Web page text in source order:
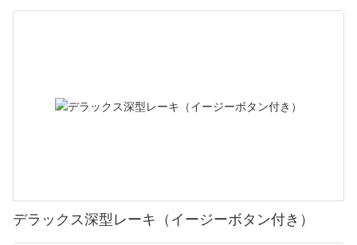
デラックス深型レーキ（イージーボタン付き）